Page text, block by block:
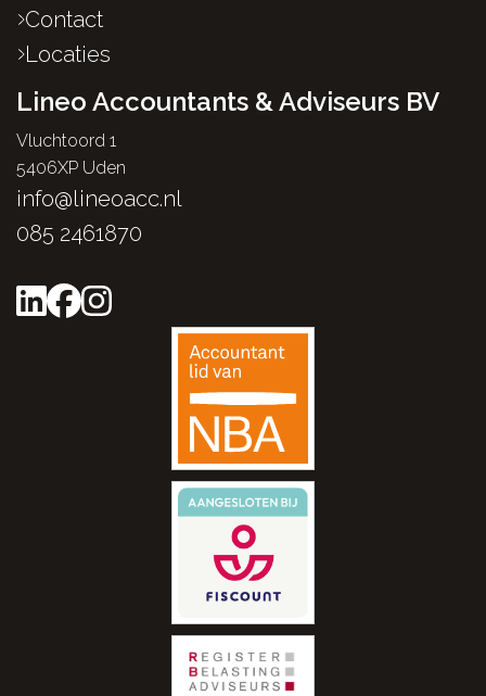
Contact
Locaties
Lineo Accountants & Adviseurs BV
Vluchtoord 1
5406XP Uden
info@lineoacc.nl
085 2461870